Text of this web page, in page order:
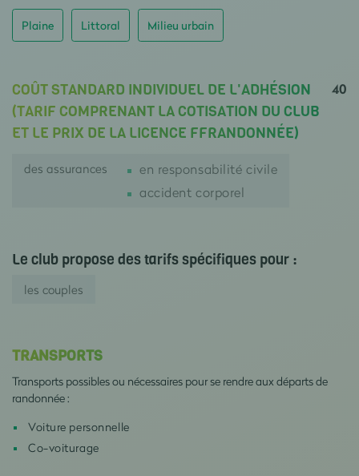
Plaine Littoral Milieu urbain
COÛT STANDARD INDIVIDUEL DE L'ADHÉSION
(TARIF COMPRENANT LA COTISATION DU CLUB
ET LE PRIX DE LA LICENCE FFRANDONNÉE)
40
des assurances
en responsabilité civile
accident corporel
Le club propose des tarifs spécifiques pour :
les couples
TRANSPORTS
Transports possibles ou nécessaires pour se rendre aux départs de
randonnée :
Voiture personnelle
Co-voiturage